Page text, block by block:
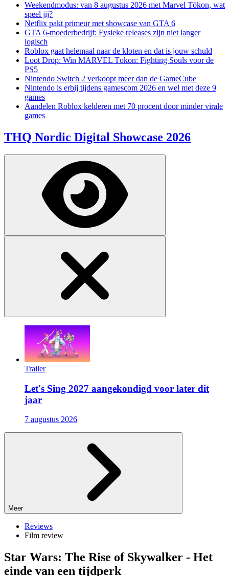
Weekendmodus: van 8 augustus 2026 met Marvel Tōkon, wat
speel jij?
Netflix pakt primeur met showcase van GTA 6
GTA 6-moederbedrijf: Fysieke releases zijn niet langer
logisch
Roblox gaat helemaal naar de kloten en dat is jouw schuld
Loot Drop: Win MARVEL Tōkon: Fighting Souls voor de
PS5
Nintendo Switch 2 verkoopt meer dan de GameCube
Nintendo is erbij tijdens gamescom 2026 en wel met deze 9
games
Aandelen Roblox kelderen met 70 procent door minder virale
games
THQ Nordic Digital Showcase 2026
Trailer
Let's Sing 2027 aangekondigd voor later dit
jaar
7 augustus 2026
Meer
Reviews
Film review
Star Wars: The Rise of Skywalker - Het
einde van een tijdperk